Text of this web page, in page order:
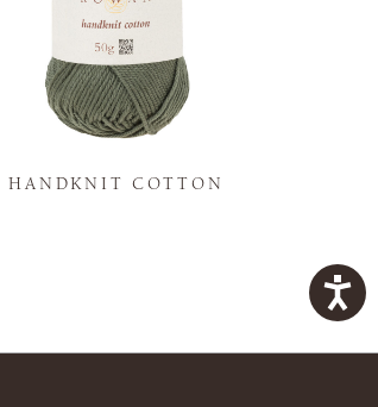
HANDKNIT COTTON